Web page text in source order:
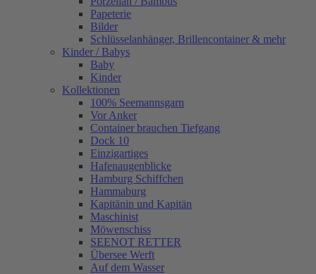
Papeterie
Bilder
Schlüsselanhänger, Brillencontainer & mehr
Kinder / Babys
Baby
Kinder
Kollektionen
100% Seemannsgarn
Vor Anker
Container brauchen Tiefgang
Dock 10
Einzigartiges
Hafenaugen­blicke
Hamburg Schiffchen
Hammaburg
Kapitänin und Kapitän
Maschinist
Möwenschiss
SEENOT RETTER
Übersee Werft
Auf dem Wasser